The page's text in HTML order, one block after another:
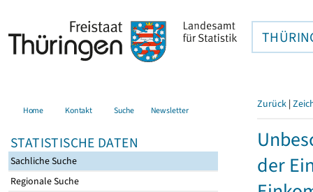
Home Kontakt Suche Newsletter
STATISTISCHE DATEN
Sachliche Suche
Regionale Suche
Zurück |
der